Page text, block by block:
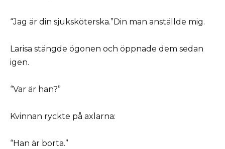
“Jag är din sjuksköterska.”Din man anställde mig.
Larisa stängde ögonen och öppnade dem sedan
igen.
“Var är han?”
Kvinnan ryckte på axlarna:
“Han är borta.”